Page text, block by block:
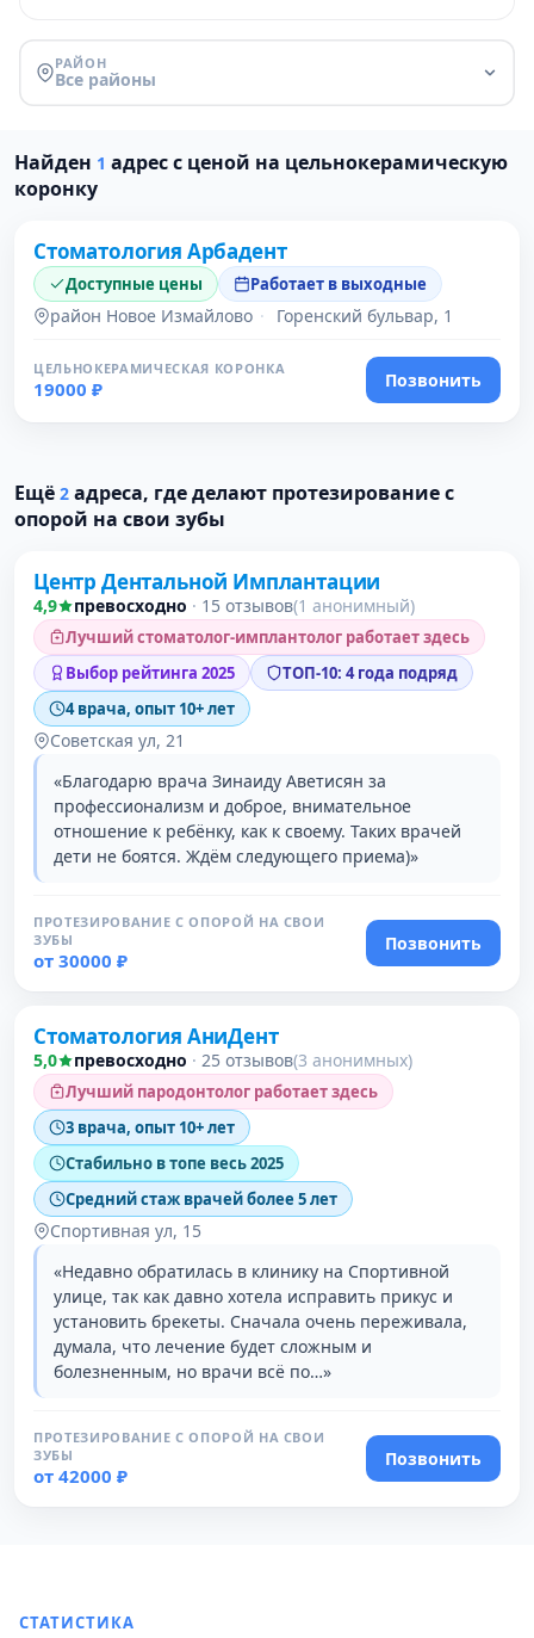
РАЙОН
Все районы
Найден 1 адрес с ценой на цельнокерамическую
коронку
Стоматология Арбадент
Доступные цены Работает в выходные
район Новое Измайлово · Горенский бульвар, 1
ЦЕЛЬНОКЕРАМИЧЕСКАЯ КОРОНКА
19000 ₽ Позвонить
Ещё 2 адреса, где делают протезирование с
опорой на свои зубы
Проверено
Центр Дентальной Имплантации
4,9 превосходно · 15 отзывов(1 анонимный)
Лучший стоматолог-имплантолог работает здесь
Выбор рейтинга 2025
ТОП-10: 4 года подряд
4 врача, опыт 10+ лет
Советская ул, 21
«Благодарю врача Зинаиду Аветисян за
профессионализм и доброе, внимательное
отношение к ребёнку, как к своему. Таких врачей
дети не боятся. Ждём следующего приема)»
ПРОТЕЗИРОВАНИЕ С ОПОРОЙ НА СВОИ
ЗУБЫ
от 30000 ₽
Позвонить
Проверено
Стоматология АниДент
5,0 превосходно · 25 отзывов(3 анонимных)
Лучший пародонтолог работает здесь
3 врача, опыт 10+ лет
Стабильно в топе весь 2025
Средний стаж врачей более 5 лет
Спортивная ул, 15
«Недавно обратилась в клинику на Спортивной
улице, так как давно хотела исправить прикус и
установить брекеты. Сначала очень переживала,
думала, что лечение будет сложным и
болезненным, но врачи всё по…»
ПРОТЕЗИРОВАНИЕ С ОПОРОЙ НА СВОИ
ЗУБЫ
от 42000 ₽
Позвонить
СТАТИСТИКА